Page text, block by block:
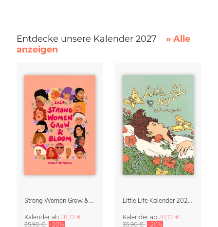
Entdecke unsere Kalender 2027
» Alle
anzeigen
Strong Women Grow & Bloom Kalender 2027
Kalender ab 28,72 €
35,90 € -20%
Little Life Kalender 2027 von Simone Goder
Kalender ab 28,72 €
35,90 € -20%